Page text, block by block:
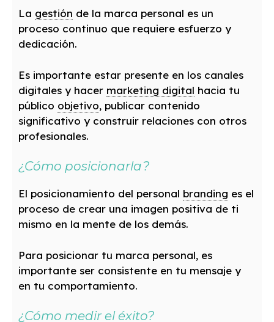
La gestión de la marca personal es un
proceso continuo que requiere esfuerzo y
dedicación.
Es importante estar presente en los canales
digitales y hacer marketing digital hacia tu
público objetivo, publicar contenido
significativo y construir relaciones con otros
profesionales.
¿Cómo posicionarla?
El posicionamiento del personal branding es el
proceso de crear una imagen positiva de ti
mismo en la mente de los demás.
Para posicionar tu marca personal, es
importante ser consistente en tu mensaje y
en tu comportamiento.
¿Cómo medir el éxito?